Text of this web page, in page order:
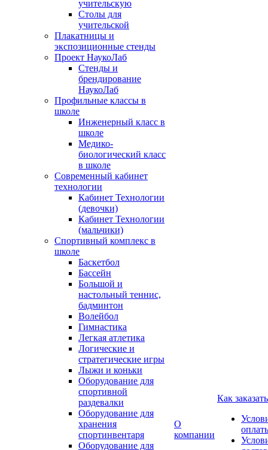
учительскую
Столы для
учительской
Плакатницы и
экспозиционные стенды
Проект НаукоЛаб
Стенды и
брендирование
НаукоЛаб
Профильные классы в
школе
Инженерный класс в
школе
Медико-
биологический класс
в школе
Современный кабинет
технологии
Кабинет Технологии
(девочки)
Кабинет Технологии
(мальчики)
Спортивный комплекс в
школе
Баскетбол
Бассейн
Большой и
настольный теннис,
бадминтон
Волейбол
Гимнастика
Легкая атлетика
Логические и
стратегические игры
Лыжи и коньки
Оборудование для
спортивной
раздевалки
Оборудование для
хранения
спортинвентаря
Оборудование для
О
компании
Как